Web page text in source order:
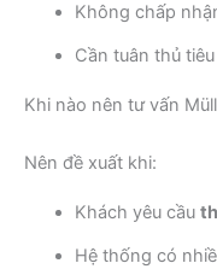
Không chấp
Cần tuân thủ
Khi nào nên tư vấn
Nên đề xuất khi:
Khách yêu cầu
Hệ thống có